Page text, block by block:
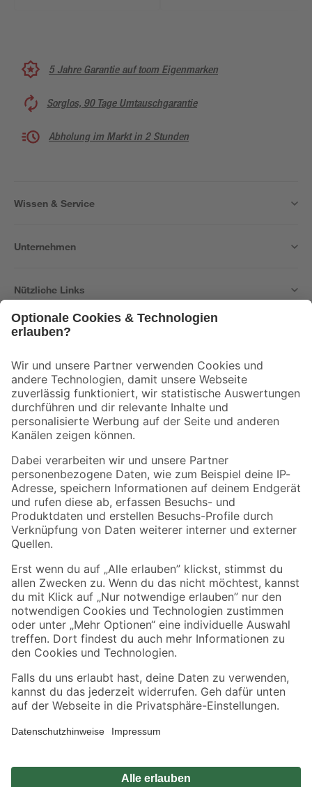
5 Jahre Garantie auf toom Eigenmarken
Sorglos, 90 Tage Umtauschgarantie
Abholung im Markt in 2 Stunden
Wissen & Service
Unternehmen
Nützliche Links
Der toom Newsletter: Keine Angebote und Aktionen mehr verpassen!
Zur Newsletter Anmeldung
Folge uns
Zahlungsarten Versandarten
Sicher einkaufen
Jetzt die toom-App herunterladen
Alle Preisangaben in EUR inkl. gesetzl. MwSt.. Die dargestellten Angebote sind unter
Umständen nicht in allen Märkten verfügbar. Die angegebenen Verfügbarkeiten beziehen
Produkte nur solange der Vorrat reicht.
*Paketversand ab 59 € versandkostenfrei, gilt nicht für Artikel mit Speditionsversand, hier
Privatsphäre Impressum